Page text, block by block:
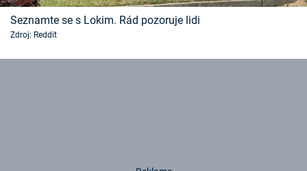
Seznamte se s Lokim. Rád pozoruje lidi
Zdroj: Reddit